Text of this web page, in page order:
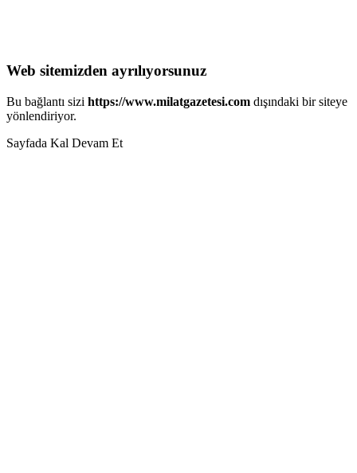
Web sitemizden ayrılıyorsunuz
Bu bağlantı sizi https://www.milatgazetesi.com dışındaki bir siteye
yönlendiriyor.
Sayfada Kal Devam Et